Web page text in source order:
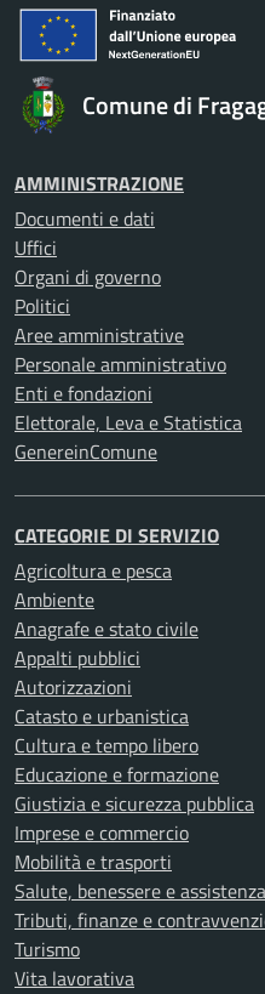
Comune di
AMMINISTRAZIONE
Documenti e dati
Uffici
Organi di governo
Politici
Aree amministrative
Personale amministrativo
Enti e fondazioni
Elettorale, Leva e Statistica
GenereinComune
CATEGORIE DI SERVIZIO
Agricoltura e pesca
Ambiente
Anagrafe e stato civile
Appalti pubblici
Autorizzazioni
Catasto e urbanistica
Cultura e tempo libero
Educazione e formazione
Giustizia e sicurezza pubblica
Imprese e commercio
Mobilità e trasporti
Salute, benessere e assistenza
Tributi, finanze e
Turismo
Vita lavorativa